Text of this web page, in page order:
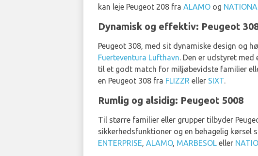
kan leje Peugeot 208 fra ALAMO og
Dynamisk og effektiv: Peugeot
Peugeot 308, med sit dynamiske design og
Fuerteventura Lufthavn. Den er udstyret
til et godt match for miljøbevidste familier
en Peugeot 308 fra FLIZZR eller SIXT.
Rumlig og alsidig: Peugeot 5008
Til større familier eller grupper tilbyder
sikkerhedsfunktioner og en behagelig kørsel
ENTERPRISE, ALAMO, MARBESOL eller